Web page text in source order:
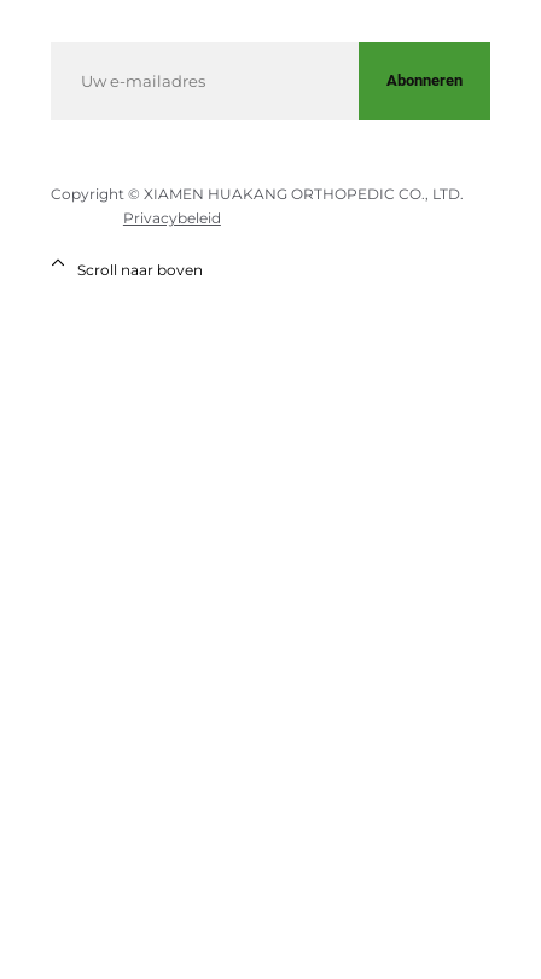
Abonneren
Copyright © XIAMEN HUAKANG ORTHOPEDIC CO., LTD.
Privacybeleid
Scroll naar boven